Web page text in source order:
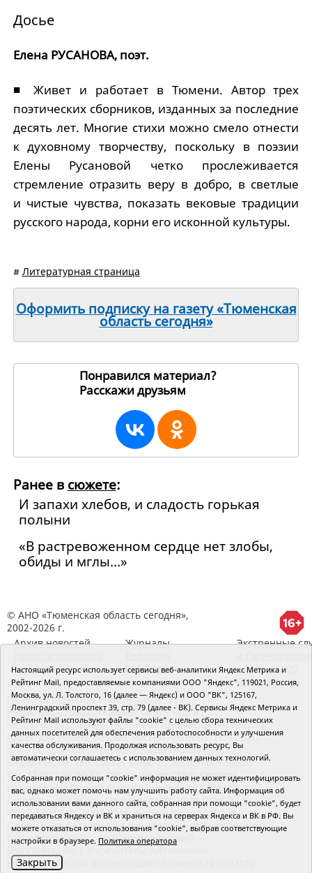
Досье
Елена РУСАНОВА, поэт.
■ Живет и работает в Тюмени. Автор трех
поэтических сборников, изданных за последние
десять лет. Многие стихи можно смело отнести
к духовному творчеству, поскольку в поэзии
Елены Русановой четко прослеживается
стремление отразить веру в добро, в светлые
и чистые чувства, показать вековые традиции
русского народа, корни его исконной культуры.
# Литературная страница
Оформить подписку на газету «Тюменская
область сегодня»
Понравился материал?
Расскажи друзьям
Ранее в сюжете:
И запахи хлебов, и сладость горькая
полыни
«В растревоженном сердце нет злобы,
обиды и мглы...»
© АНО «Тюменская область сегодня»,
2002-2026 г.
Архив новостей
районов ТО
Журналы
RSS поток
Экстренные
Сведения об
организации
Главный редактор Рябков А.В.
Редакция: 625002, Тюмень, Осипенко, 81,
телефон (3452)49-00-18, e-mail: tumentoday@obl72.ru
Адрес для писем: 625000, Россия, Тюмень, Почтамт,
а/я 371. Для пресс-релизов: tumentoday@obl72.ru.
Отдел писем: тел. (3452) 39-90-59. Отдел рекламы:
тел. (3452) 39-90-51. Регистрация СМИ: Сетевое
издание «Интернет-газета «Тюменская область
сегодня», свидетельство о регистрации СМИ Эл №
ФС77-64918 от 24.02.2016 выдано Федеральной
службой по надзору в сфере связи, информационных
технологий и массовых коммуникаций
(Роскомнадзор). Учредитель: Автономная
некоммерческая организация «Тюменская область
Настоящий ресурс использует сервисы веб-аналитики Яндекс Метрика и
Рейтинг Mail, предоставляемые компаниями ООО "Яндекс", 119021, Россия,
Москва, ул. Л. Толстого, 16 (далее — Яндекс) и ООО "ВК", 125167,
Ленинградский проспект 39, стр. 79 (далее - ВК). Сервисы Яндекс Метрика и
Рейтинг Mail используют файлы "cookie" с целью сбора технических
данных посетителей для обеспечения работоспособности и улучшения
качества обслуживания. Продолжая использовать ресурс, Вы
автоматически соглашаетесь с использованием данных технологий.
Собранная при помощи "cookie" информация не может идентифицировать
вас, однако может помочь нам улучшить работу сайта. Информация об
использовании вами данного сайта, собранная при помощи "cookie", будет
передаваться Яндексу и ВК и храниться на серверах Яндекса и ВК в РФ. Вы
можете отказаться от использования "cookie", выбрав соответствующие
настройки в браузере. Политика оператора
Закрыть